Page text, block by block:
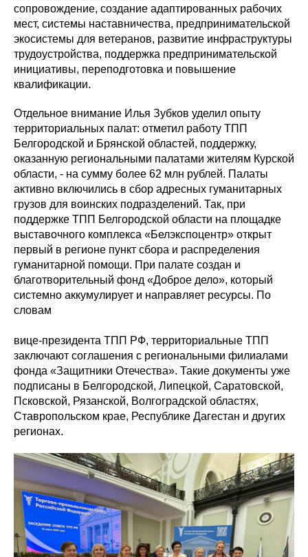
сопровождение, создание адаптированных рабочих
мест, системы наставничества, предпринимательской
экосистемы для ветеранов, развитие инфраструктуры
трудоустройства, поддержка предпринимательской
инициативы, переподготовка и повышение
квалификации.
Отдельное внимание Илья Зубков уделил опыту
территориальных палат: отметил работу ТПП
Белгородской и Брянской областей, поддержку,
оказанную региональными палатами жителям Курской
области, - на сумму более 62 млн рублей. Палаты
активно включились в сбор адресных гуманитарных
грузов для воинских подразделений. Так, при
поддержке ТПП Белгородской области на площадке
выставочного комплекса «Белэкспоцентр» открыт
первый в регионе пункт сбора и распределения
гуманитарной помощи. При палате создан и
благотворительный фонд «Доброе дело», который
системно аккумулирует и направляет ресурсы. По
словам
вице-президента ТПП РФ, территориальные ТПП
заключают соглашения с региональными филиалами
фонда «Защитники Отечества». Такие документы уже
подписаны в Белгородской, Липецкой, Саратовской,
Псковской, Рязанской, Волгоградской областях,
Ставропольском крае, Республике Дагестан и других
регионах.